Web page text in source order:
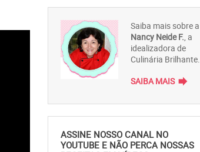
Saiba mais sobre a
Nancy Neide F., a
idealizadora de
Culinária Brilhante.
SAIBA MAIS forward
ASSINE NOSSO CANAL NO
YOUTUBE E NÃO PERCA NOSSAS